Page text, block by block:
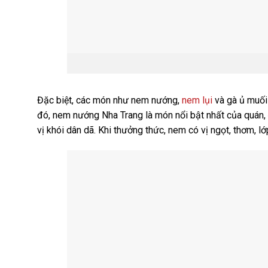
Đặc biệt, các món như nem nướng, nem lụi và gà ủ
đó, nem nướng Nha Trang là món nổi bật nhất của
vị khói dân dã. Khi thưởng thức, nem có vị ngọt, thơm,